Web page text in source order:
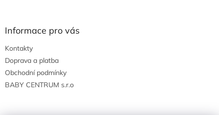
Informace pro vás
Kontakty
Doprava a platba
Obchodní podmínky
BABY CENTRUM s.r.o